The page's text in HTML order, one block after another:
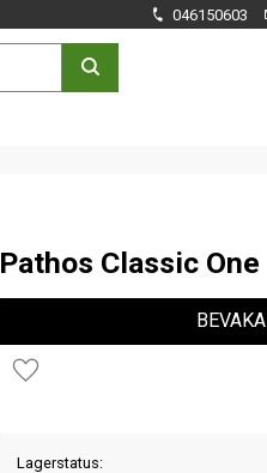
046150603
Pathos Classic One
Lägg till i favoriter
BEVAKA
Lagerstatus